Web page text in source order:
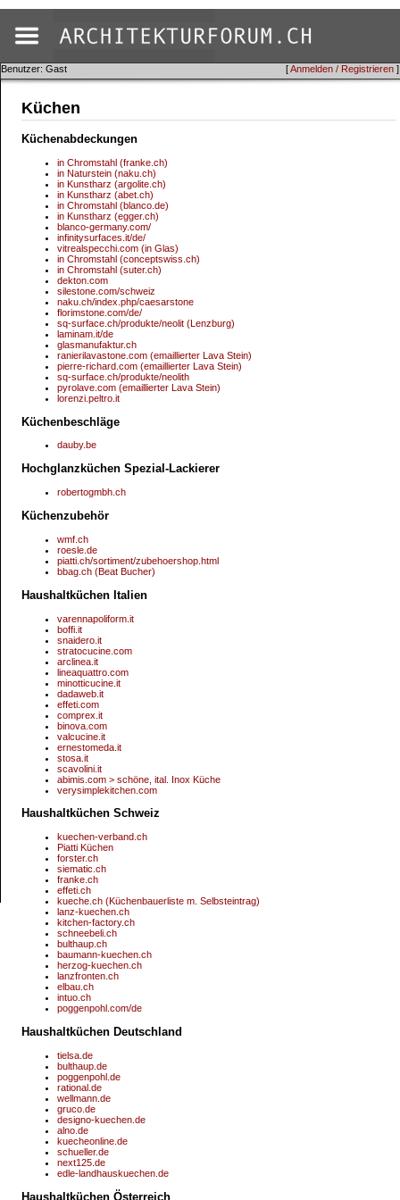
[Anmelden / Registrieren ]
Benutzer: Gast
Küchen
Küchenabdeckungen
in Chromstahl (franke.ch)
in Naturstein (naku.ch)
in Kunstharz (argolite.ch)
in Kunstharz (abet.ch)
in Chromstahl (blanco.de)
in Kunstharz (egger.ch)
blanco-germany.com/
infinitysurfaces.it/de/
vitrealspecchi.com (in Glas)
in Chromstahl (conceptswiss.ch)
in Chromstahl (suter.ch)
dekton.com
silestone.com/schweiz
naku.ch/index.php/caesarstone
florimstone.com/de/
sq-surface.ch/produkte/neolit (Lenzburg)
laminam.it/de
glasmanufaktur.ch
ranierilavastone.com (emaillierter Lava Stein)
pierre-richard.com (emaillierter Lava Stein)
sq-surface.ch/produkte/neolith
pyrolave.com (emaillierter Lava Stein)
lorenzi.peltro.it
Küchenbeschläge
dauby.be
Hochglanzküchen Spezial-Lackierer
robertogmbh.ch
Küchenzubehör
wmf.ch
roesle.de
piatti.ch/sortiment/zubehoershop.html
bbag.ch (Beat Bucher)
Haushaltküchen Italien
varennapoliform.it
boffi.it
snaidero.it
stratocucine.com
arclinea.it
lineaquattro.com
minotticucine.it
dadaweb.it
effeti.com
comprex.it
binova.com
valcucine.it
ernestomeda.it
stosa.it
scavolini.it
abimis.com > schöne, ital. Inox Küche
verysimplekitchen.com
Haushaltküchen Schweiz
kuechen-verband.ch
Piatti Küchen
forster.ch
siematic.ch
franke.ch
effeti.ch
kueche.ch (Küchenbauerliste m. Selbsteintrag)
lanz-kuechen.ch
kitchen-factory.ch
schneebeli.ch
bulthaup.ch
baumann-kuechen.ch
herzog-kuechen.ch
lanzfronten.ch
elbau.ch
intuo.ch
poggenpohl.com/de
Haushaltküchen Deutschland
tielsa.de
bulthaup.de
poggenpohl.de
rational.de
wellmann.de
gruco.de
designo-kuechen.de
alno.de
kuecheonline.de
schueller.de
next125.de
edle-landhauskuechen.de
Haushaltküchen Österreich